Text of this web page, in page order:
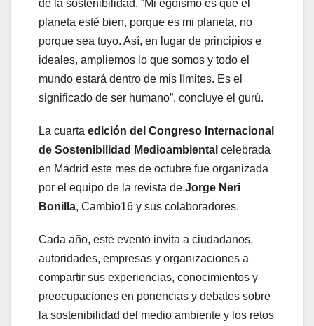
de la sostenibilidad. “Mi egoísmo es que el
planeta esté bien, porque es mi planeta, no
porque sea tuyo. Así, en lugar de principios e
ideales, ampliemos lo que somos y todo el
mundo estará dentro de mis límites. Es el
significado de ser humano”, concluye el gurú.
La cuarta edición del Congreso Internacional
de Sostenibilidad Medioambiental celebrada
en Madrid este mes de octubre fue organizada
por el equipo de la revista de Jorge Neri
Bonilla, Cambio16 y sus colaboradores.
Cada año, este evento invita a ciudadanos,
autoridades, empresas y organizaciones a
compartir sus experiencias, conocimientos y
preocupaciones en ponencias y debates sobre
la sostenibilidad del medio ambiente y los retos